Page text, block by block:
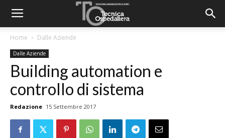
Home Dalle Aziende
Dalle Aziende
Building automation e
controllo di sistema
Redazione 15 Settembre 2017